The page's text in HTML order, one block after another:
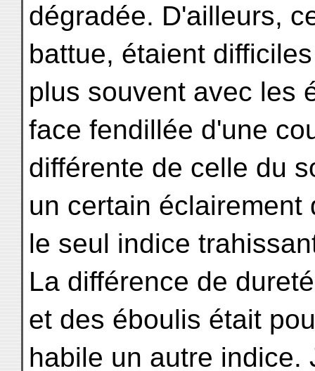
dégradée. D'ailleurs,
battue, étaient
plus souvent avec les
face fendillée d'une
différente de celle du
un certain éclairement
le seul indice
La différence de
et des éboulis était
habile un autre indice.